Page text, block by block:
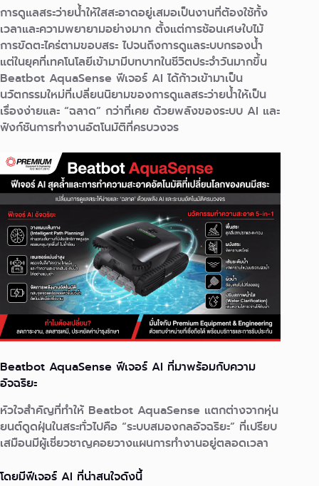
การดูแลสระว่ายน้ำให้ใสสะอาดอยู่เสมอเป็นงานที่ต้องใช้ทั้ง
เวลาและความพยายามอย่างมาก ตั้งแต่การช้อนเศษใบไม้
การขัดตะไคร่ตามขอบสระ ไปจนถึงการดูแลระบบกรองน้ำ
แต่ในยุคที่เทคโนโลยีเข้ามามีบทบาทในชีวิตประจำวันมากขึ้น
Beatbot AquaSense ฟีเจอร์ AI ได้ก้าวเข้ามาเป็น
นวัตกรรมใหม่ที่เปลี่ยนนิยามของการดูแลสระว่ายน้ำให้เป็น
เรื่องง่ายและ “ฉลาด” กว่าที่เคย ด้วยพลังของระบบ AI และ
ฟังก์ชันการทำงานอัตโนมัติที่ครบวงจร
Beatbot AquaSense ฟีเจอร์ AI ที่มาพร้อมกับความ
อัจฉริยะ
หัวใจสำคัญที่ทำให้ Beatbot AquaSense แตกต่างจากหุ่น
ยนต์ดูดฝุ่นในสระทั่วไปคือ “ระบบสมองกลอัจฉริยะ” ที่เปรียบ
เสมือนมีผู้เชี่ยวชาญคอยวางแผนการทำงานอยู่ตลอดเวลา
โดยมีฟีเจอร์ AI ที่น่าสนใจดังนี้